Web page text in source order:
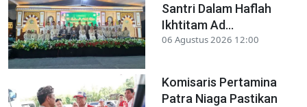
Santri Dalam Haflah
Ikhtitam Ad...
06 Agustus 2026 12:00
Komisaris Pertamina
Patra Niaga Pastikan